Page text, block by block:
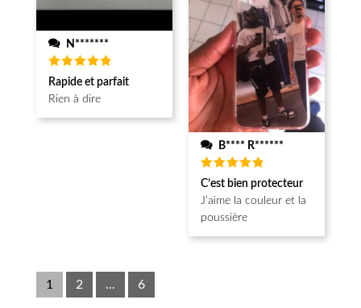
N*******
Note5
sur 5
Rapide et parfait
Rien à dire
B**** R******
Note5
sur 5
C’est bien protecteur
J’aime la couleur et la
poussière
1 2 ... 6